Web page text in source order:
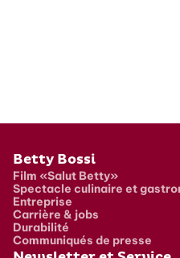
Pied de page
Betty Bossi
Film «Salut Betty»
Spectacle culinaire et
Entreprise
Carrière & jobs
Durabilité
Communiqués de presse